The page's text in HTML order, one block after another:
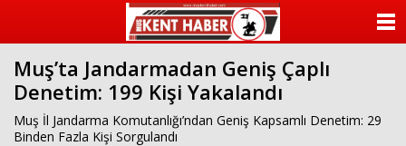
Muş’ta Jandarmadan Geniş Çaplı
Denetim: 199 Kişi Yakalandı
Muş İl Jandarma Komutanlığı’ndan Geniş Kapsamlı Denetim: 29
Binden Fazla Kişi Sorgulandı
ANASAYFA
KATEGORİLER